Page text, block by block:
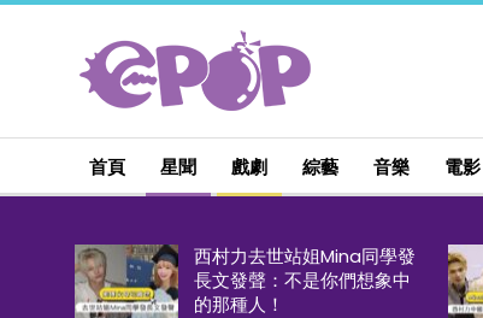
首頁 星聞 戲劇 綜藝 音樂 電影
西村力去世站姐Mina同學發
長文發聲：不是你們想象中
的那種人！